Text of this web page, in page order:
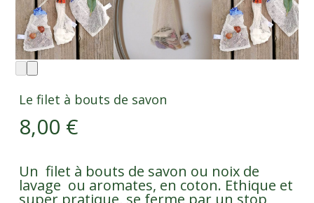
Le filet à bouts de savon
8,00 €
Un filet à bouts de savon ou noix de
lavage ou aromates, en coton. Ethique et